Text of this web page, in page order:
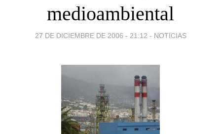
medioambiental
27 DE DICIEMBRE DE 2006 - 21:12 - NOTICIAS